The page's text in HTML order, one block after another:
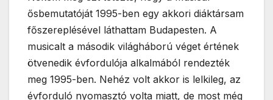
ősbemutatóját 1995-ben egy akkori diáktársam
főszereplésével láthattam Budapesten. A
musicalt a második világháború véget értének
ötvenedik évfordulója alkalmából rendezték
meg 1995-ben. Nehéz volt akkor is lelkileg, az
évforduló nyomasztó volta miatt, de most még